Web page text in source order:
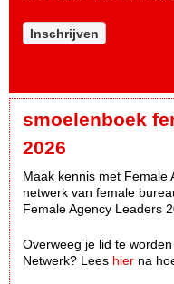
Inschrijven
smoelenboek
2026
Maak kennis met Female
netwerk van female
Female Agency Leaders
Overweeg je lid te
Netwerk? Lees hier na